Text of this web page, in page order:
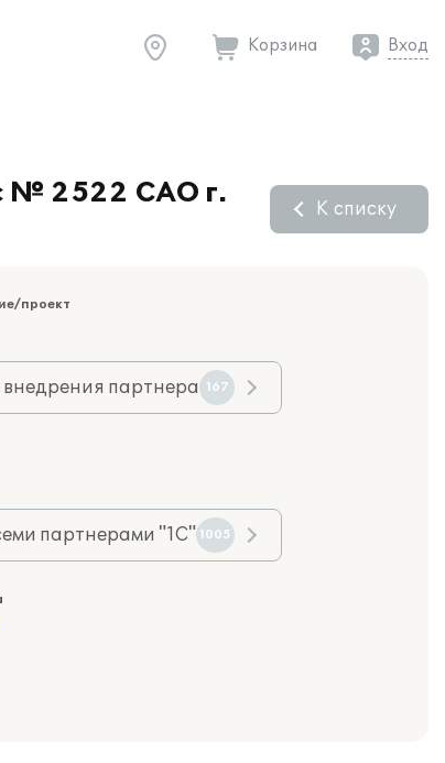
Корзина Вход
№ 2522 САО г.
К списку
проект
внедрения партнера 167
партнерами "1С" 1005